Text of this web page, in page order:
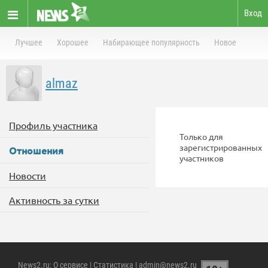
Вход
Лучшее Хорошее Набирающее популярность Новое
almaz
Профиль участника
Отношения
Новости
Активность за сутки
Только для
зарегистрированных
участников
News2.ru: О сервисе | Статистика | admin@news2.ru